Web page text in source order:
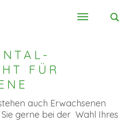
FÜR
auch Erwachsenen
gerne bei der Wahl Ihres